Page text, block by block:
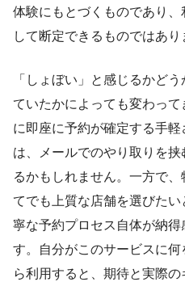
体験にもとづくものであり
して断定できるものではあり
「しょぼい」と感じるかど
ていたかによっても変わっ
に即座に予約が確定する手
は、メールでのやり取りを
るかもしれません。一方で
てでも上質な店舗を選びた
寧な予約プロセス自体が納
す。自分がこのサービスに
ら利用すると、期待と実際の